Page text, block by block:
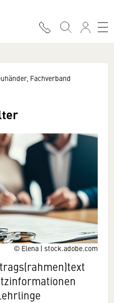
© Elena | stock.adobe.com
Fachverband